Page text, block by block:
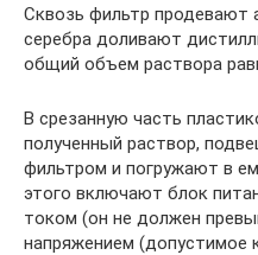
Сквозь фильтр продевают
серебра доливают
общий объем раствора
В срезанную часть
полученный раствор,
фильтром и погружают в
этого включают блок
током (он не должен
напряжением (допустимое